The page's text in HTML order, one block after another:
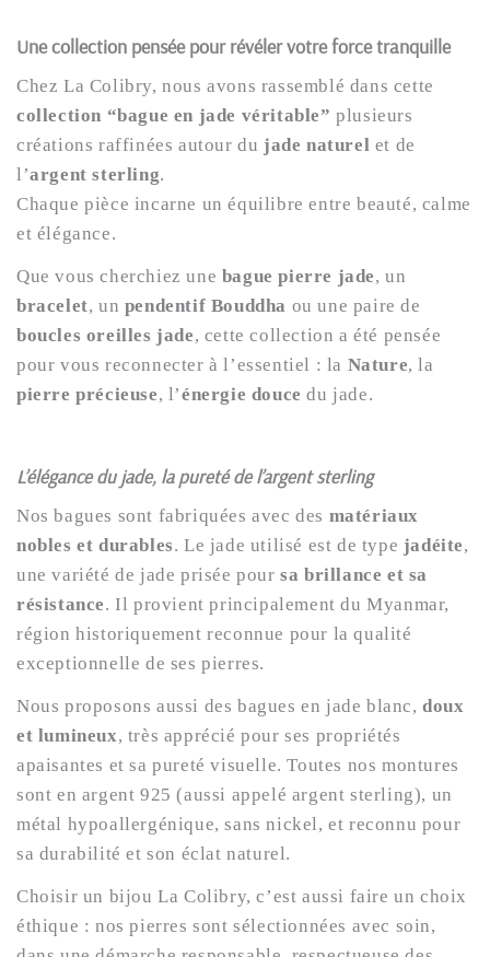
Une collection pensée pour révéler votre force tranquille
Chez La Colibry, nous avons rassemblé dans cette
collection “bague en jade véritable” plusieurs
créations raffinées autour du jade naturel et de
l’argent sterling.
Chaque pièce incarne un équilibre entre beauté, calme
et élégance.
Que vous cherchiez une bague pierre jade, un
bracelet, un pendentif Bouddha ou une paire de
boucles oreilles jade, cette collection a été pensée
pour vous reconnecter à l’essentiel : la Nature, la
pierre précieuse, l’énergie douce du jade.
L’élégance du jade, la pureté de l’argent sterling
Nos bagues sont fabriquées avec des matériaux
nobles et durables. Le jade utilisé est de type jadéite,
une variété de jade prisée poursa brillance et sa
résistance. Il provient principalement du Myanmar,
région historiquement reconnue pour la qualité
exceptionnelle de ses pierres.
Nous proposons aussi des bagues en jade blanc,doux
et lumineux, très apprécié pour ses propriétés
apaisantes et sa pureté visuelle. Toutes nos montures
sont en argent 925 (aussi appelé argent sterling), un
métal hypoallergénique, sans nickel, et reconnu pour
sa durabilité et son éclat naturel.
Choisir un bijou La Colibry, c’est aussi faire un choix
éthique : nos pierres sont sélectionnées avec soin,